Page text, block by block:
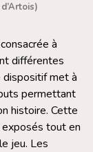
à
différentes
dispositif met à
permettant
histoire. Cette
tout en
jeu. Les